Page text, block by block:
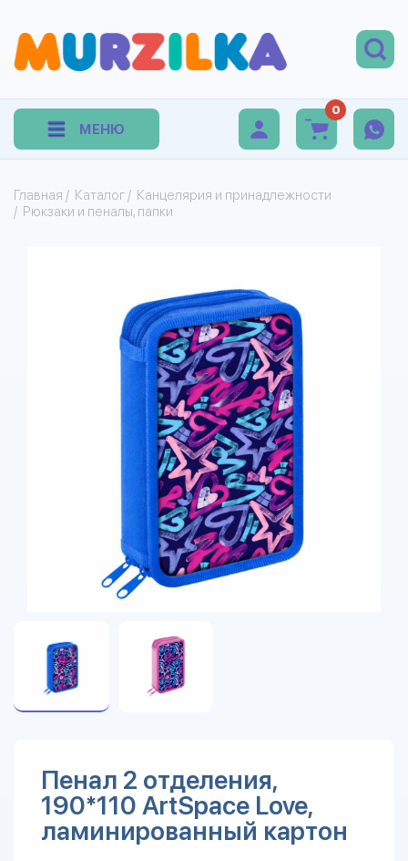
МЕНЮ
0
Главная / Каталог / Канцелярия и принадлежности
/ Рюкзаки и пеналы, папки
Пенал 2 отделения,
190*110 ArtSpace Love,
ламинированный картон